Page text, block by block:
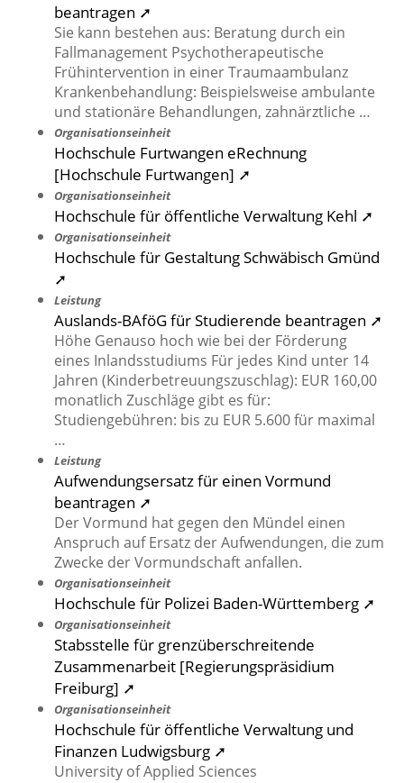
beantragen ➚
Sie kann bestehen aus: Beratung durch ein
Fallmanagement Psychotherapeutische
Frühintervention in einer Traumaambulanz
Krankenbehandlung: Beispielsweise ambulante
und stationäre Behandlungen, zahnärztliche …
Organisationseinheit
Hochschule Furtwangen eRechnung
[Hochschule Furtwangen] ➚
Organisationseinheit
Hochschule für öffentliche Verwaltung Kehl ➚
Organisationseinheit
Hochschule für Gestaltung Schwäbisch Gmünd
➚
Leistung
Auslands-BAföG für Studierende beantragen ➚
Höhe Genauso hoch wie bei der Förderung
eines Inlandsstudiums Für jedes Kind unter 14
Jahren (Kinderbetreuungszuschlag): EUR 160,00
monatlich Zuschläge gibt es für:
Studiengebühren: bis zu EUR 5.600 für maximal
…
Leistung
Aufwendungsersatz für einen Vormund
beantragen ➚
Der Vormund hat gegen den Mündel einen
Anspruch auf Ersatz der Aufwendungen, die zum
Zwecke der Vormundschaft anfallen.
Organisationseinheit
Hochschule für Polizei Baden-Württemberg ➚
Organisationseinheit
Stabsstelle für grenzüberschreitende
Zusammenarbeit [Regierungspräsidium
Freiburg] ➚
Organisationseinheit
Hochschule für öffentliche Verwaltung und
Finanzen Ludwigsburg ➚
University of Applied Sciences